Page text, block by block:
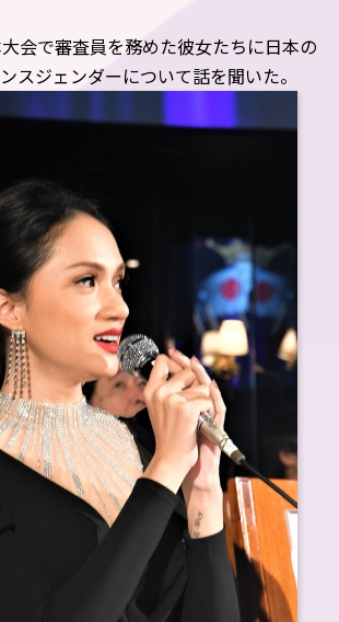
会で審査員を務めた彼女たちに日本の
スジェンダーについて話を聞いた。